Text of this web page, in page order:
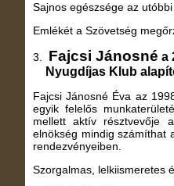
Sajnos egészsége az
Emlékét a Szövetség
3. Fajcsi Jánosné a
Nyugdíjas Klub
Fajcsi Jánosné Éva az
egyik felelős
mellett aktív résztvevője
elnökség mindig számíthat
rendezvényeiben.
Szorgalmas, lelkiismeretes